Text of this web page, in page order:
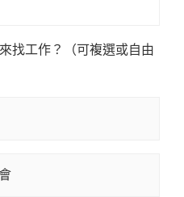
找工作？（可複選或自由